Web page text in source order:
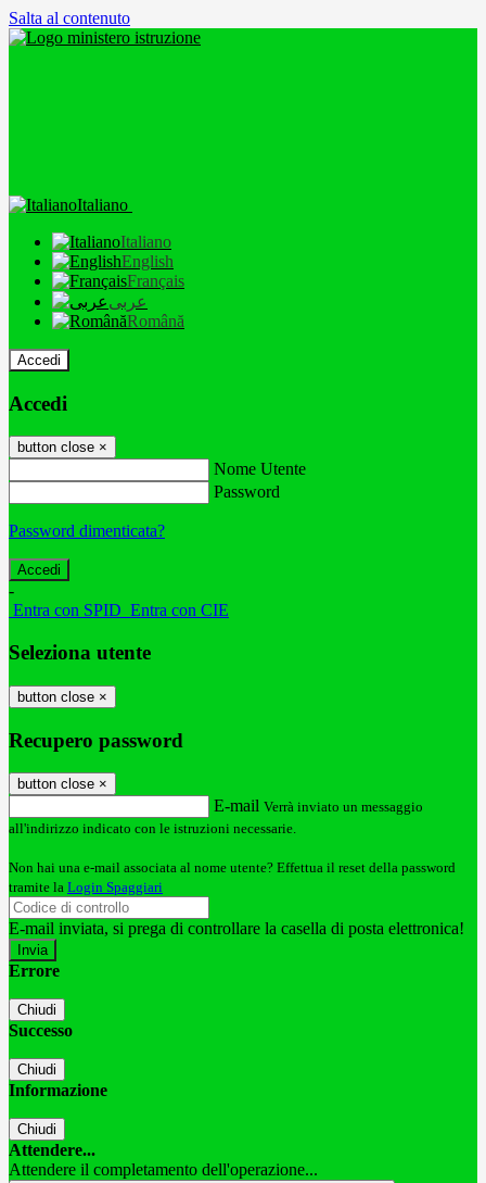
Salta al contenuto
Italiano
Italiano
English
Français
عربى
Română
Accedi
Accedi
button close ×
Nome Utente
Password
Password dimenticata?
-
Entra con SPID Entra con CIE
Seleziona utente
button close ×
Recupero password
button close ×
E-mail Verrà inviato un messaggio
all'indirizzo indicato con le istruzioni necessarie.
Non hai una e-mail associata al nome utente? Effettua il reset della password
tramite la Login Spaggiari
E-mail inviata, si prega di controllare la casella di posta elettronica!
Errore
Chiudi
Successo
Chiudi
Informazione
Chiudi
Attendere...
Attendere il completamento dell'operazione...